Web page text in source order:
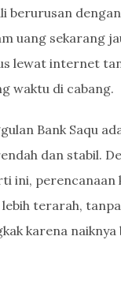
berurusan
uang sekarang
lewat internet
waktu di cabang.
Bank Saqu
dan stabil.
ini, perencanaan
lebih terarah,
karena naiknya